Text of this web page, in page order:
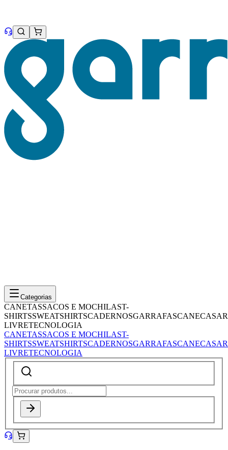
Categorias
CANETASSACOS E MOCHILAST-
SHIRTSSWEATSHIRTSCADERNOSGARRAFASCANECASAR
LIVRETECNOLOGIA
CANETASSACOS E MOCHILAST-
SHIRTSSWEATSHIRTSCADERNOSGARRAFASCANECASAR
LIVRETECNOLOGIA